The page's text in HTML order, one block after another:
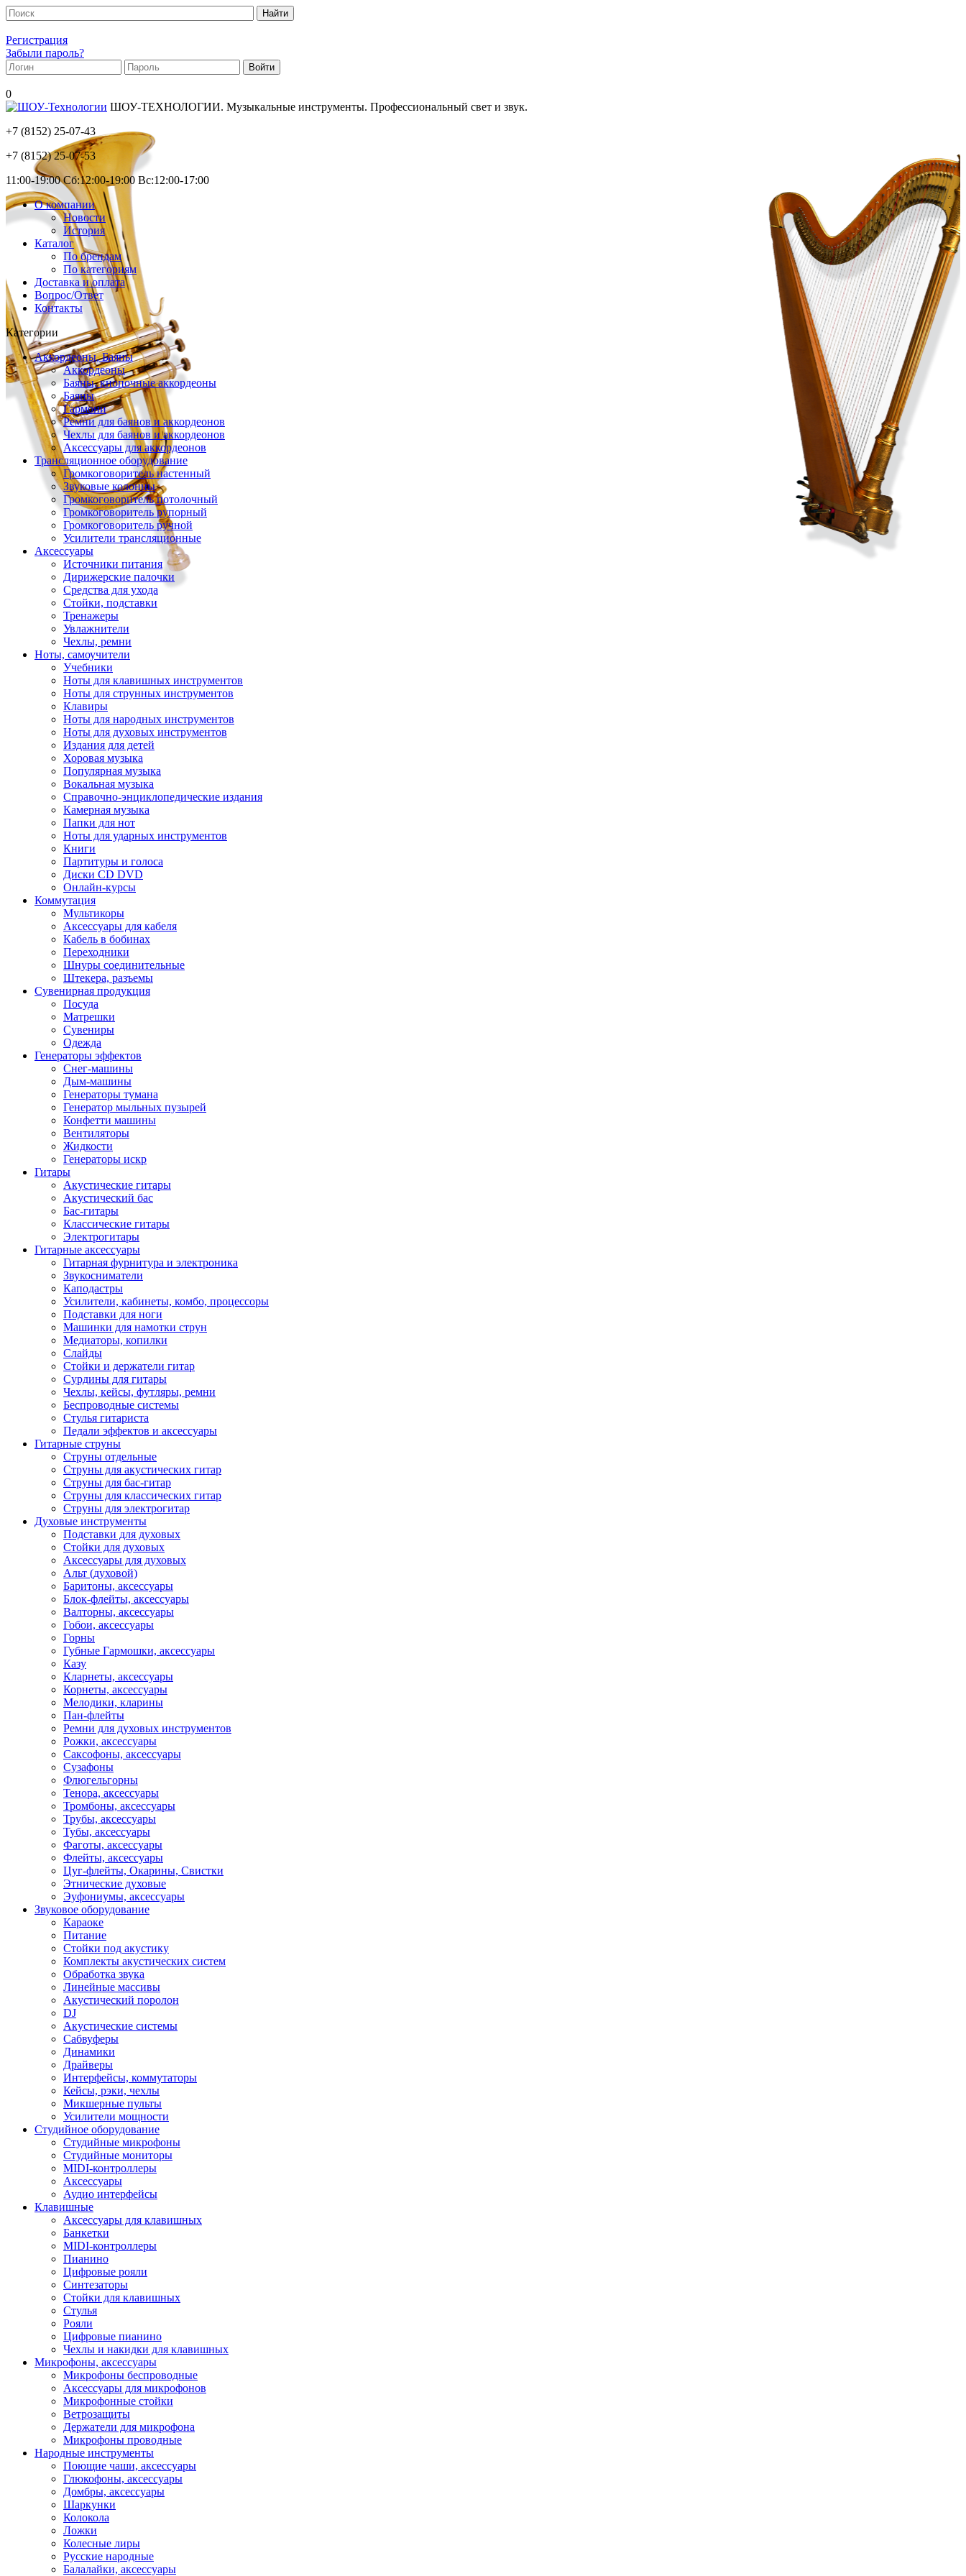
Регистрация
Забыли пароль?
0
ШОУ-ТЕХНОЛОГИИ. Музыкальные инструменты. Профессиональный свет и звук.
+7 (8152) 25-07-43
+7 (8152)25-07-53
11:00-19:00 Сб:12:00-19:00 Вс:12:00-17:00
О компании
Новости
История
Каталог
По брендам
По категориям
Доставка и оплата
Вопрос/Ответ
Контакты
Категории
Аккордеоны, Баяны
Аккордеоны
Баяны, кнопочные аккордеоны
Баяны
Гармони
Ремни для баянов и аккордеонов
Чехлы для баянов и аккордеонов
Аксессуары для аккордеонов
Трансляционное оборудование
Громкоговоритель настенный
Звуковые колонны
Громкоговоритель потолочный
Громкоговоритель рупорный
Громкоговоритель ручной
Усилители трансляционные
Аксессуары
Источники питания
Дирижерские палочки
Средства для ухода
Стойки, подставки
Тренажеры
Увлажнители
Чехлы, ремни
Ноты, самоучители
Учебники
Ноты для клавишных инструментов
Ноты для струнных инструментов
Клавиры
Ноты для народных инструментов
Ноты для духовых инструментов
Издания для детей
Хоровая музыка
Популярная музыка
Вокальная музыка
Справочно-энциклопедические издания
Камерная музыка
Папки для нот
Ноты для ударных инструментов
Книги
Партитуры и голоса
Диски CD DVD
Онлайн-курсы
Коммутация
Мультикоры
Аксессуары для кабеля
Кабель в бобинах
Переходники
Шнуры соединительные
Штекера, разъемы
Сувенирная продукция
Посуда
Матрешки
Сувениры
Одежда
Генераторы эффектов
Снег-машины
Дым-машины
Генераторы тумана
Генератор мыльных пузырей
Конфетти машины
Вентиляторы
Жидкости
Генераторы искр
Гитары
Акустические гитары
Акустический бас
Бас-гитары
Классические гитары
Электрогитары
Гитарные аксессуары
Гитарная фурнитура и электроника
Звукосниматели
Каподастры
Усилители, кабинеты, комбо, процессоры
Подставки для ноги
Машинки для намотки струн
Медиаторы, копилки
Слайды
Стойки и держатели гитар
Сурдины для гитары
Чехлы, кейсы, футляры, ремни
Беспроводные системы
Стулья гитариста
Педали эффектов и аксессуары
Гитарные струны
Струны отдельные
Струны для акустических гитар
Струны для бас-гитар
Струны для классических гитар
Струны для электрогитар
Духовые инструменты
Подставки для духовых
Стойки для духовых
Аксессуары для духовых
Альт (духовой)
Баритоны, аксессуары
Блок-флейты, аксессуары
Валторны, аксессуары
Гобои, аксессуары
Горны
Губные Гармошки, аксессуары
Казу
Кларнеты, аксессуары
Корнеты, аксессуары
Мелодики, кларины
Пан-флейты
Ремни для духовых инструментов
Рожки, аксессуары
Саксофоны, аксессуары
Сузафоны
Флюгельгорны
Тенора, аксессуары
Тромбоны, аксессуары
Трубы, аксессуары
Тубы, аксессуары
Фаготы, аксессуары
Флейты, аксессуары
Цуг-флейты, Окарины, Свистки
Этнические духовые
Эуфониумы, аксессуары
Звуковое оборудование
Караоке
Питание
Стойки под акустику
Комплекты акустических систем
Обработка звука
Линейные массивы
Акустический поролон
DJ
Акустические системы
Сабвуферы
Динамики
Драйверы
Интерфейсы, коммутаторы
Кейсы, рэки, чехлы
Микшерные пульты
Усилители мощности
Студийное оборудование
Студийные микрофоны
Студийные мониторы
MIDI-контроллеры
Аксессуары
Аудио интерфейсы
Клавишные
Аксессуары для клавишных
Банкетки
MIDI-контроллеры
Пианино
Цифровые рояли
Синтезаторы
Стойки для клавишных
Стулья
Рояли
Цифровые пианино
Чехлы и накидки для клавишных
Микрофоны, аксессуары
Микрофоны беспроводные
Аксессуары для микрофонов
Микрофонные стойки
Ветрозащиты
Держатели для микрофона
Микрофоны проводные
Народные инструменты
Поющие чаши, аксессуары
Глюкофоны, аксессуары
Домбры, аксессуары
Шаркунки
Колокола
Ложки
Колесные лиры
Русские народные
Балалайки, аксессуары